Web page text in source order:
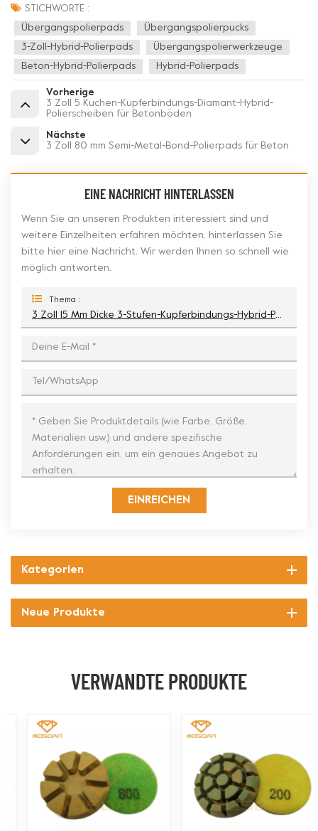
STICHWORTE :
Übergangspolierpads Übergangspolierpucks
3-Zoll-Hybrid-Polierpads Übergangspolierwerkzeuge
Beton-Hybrid-Polierpads Hybrid-Polierpads
Vorherige
3 Zoll 5 Kuchen-Kupferbindungs-Diamant-Hybrid-
Polierscheiben für Betonböden
Nächste
3 Zoll 80 mm Semi-Metal-Bond-Polierpads für Beton
EINE NACHRICHT HINTERLASSEN
Wenn Sie an unseren Produkten interessiert sind und
weitere Einzelheiten erfahren möchten, hinterlassen Sie
bitte hier eine Nachricht. Wir werden Ihnen so schnell wie
möglich antworten.
Thema :
EINREICHEN
Kategorien
Neue Produkte
VERWANDTE PRODUKTE